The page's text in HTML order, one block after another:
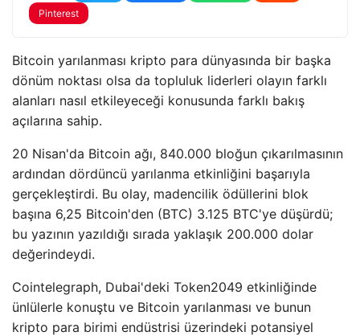
Pinterest
Bitcoin yarılanması kripto para dünyasında bir başka
dönüm noktası olsa da topluluk liderleri olayın farklı
alanları nasıl etkileyeceği konusunda farklı bakış
açılarına sahip.
20 Nisan'da Bitcoin ağı, 840.000 bloğun çıkarılmasının
ardından dördüncü yarılanma etkinliğini başarıyla
gerçekleştirdi. Bu olay, madencilik ödüllerini blok
başına 6,25 Bitcoin'den (BTC) 3.125 BTC'ye düşürdü;
bu yazının yazıldığı sırada yaklaşık 200.000 dolar
değerindeydi.
Cointelegraph, Dubai'deki Token2049 etkinliğinde
ünlülerle konuştu ve Bitcoin yarılanması ve bunun
kripto para birimi endüstrisi üzerindeki potansiyel